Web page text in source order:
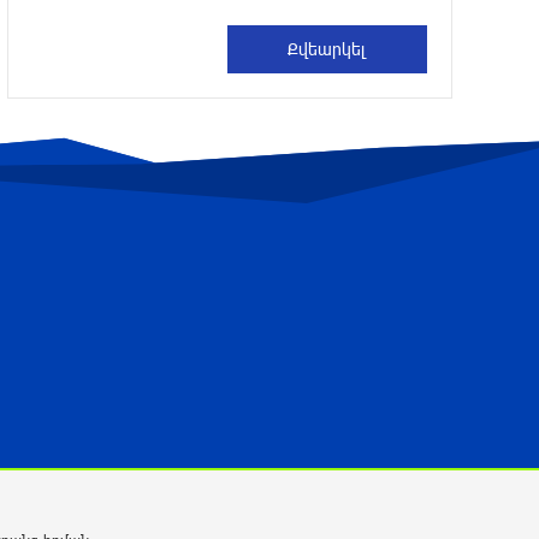
Իսրայելի ՊԲ-ն հարձակվել է
Լիբանանում «Հըզբոլլահ»-ի
հրամանատարական կետերի և
պահեստների վրա
«Ռեալ Մադրիդ»-ն ու «ՌԲ Լայպցիգը»